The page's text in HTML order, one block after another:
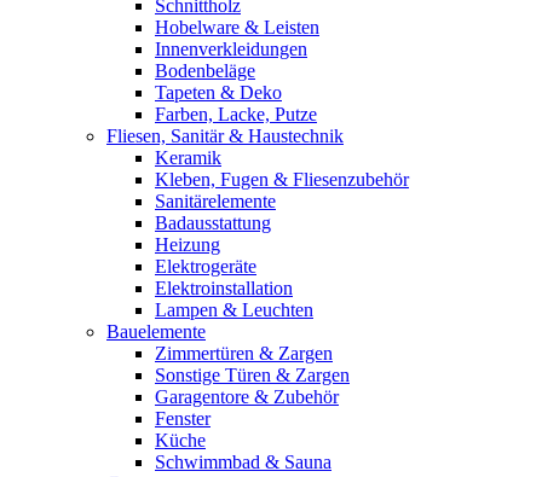
Schnittholz
Hobelware & Leisten
Innenverkleidungen
Bodenbeläge
Tapeten & Deko
Farben, Lacke, Putze
Fliesen, Sanitär & Haustechnik
Keramik
Kleben, Fugen & Fliesenzubehör
Sanitärelemente
Badausstattung
Heizung
Elektrogeräte
Elektroinstallation
Lampen & Leuchten
Bauelemente
Zimmertüren & Zargen
Sonstige Türen & Zargen
Garagentore & Zubehör
Fenster
Küche
Schwimmbad & Sauna